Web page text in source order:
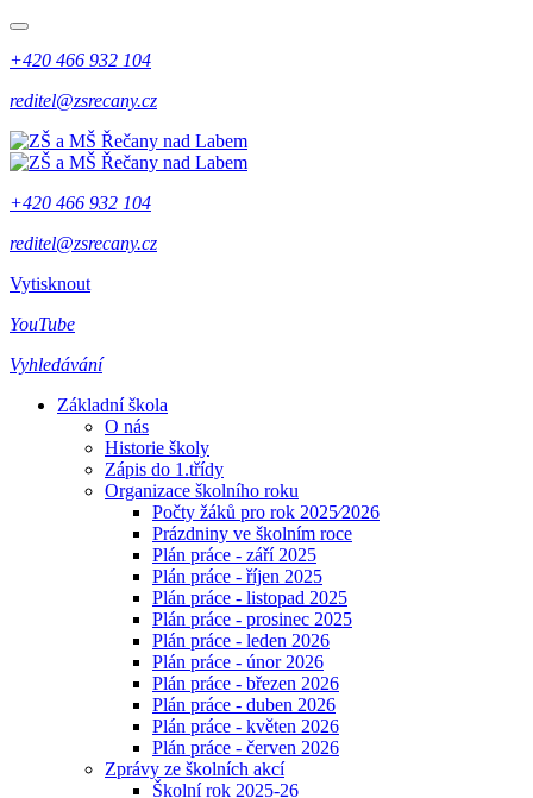
+420 466 932 104
reditel@zsrecany.cz
+420 466 932 104
reditel@zsrecany.cz
Vytisknout
YouTube
Vyhledávání
Základní škola
O nás
Historie školy
Zápis do 1.třídy
Organizace školního roku
Počty žáků pro rok 2025⁄2026
Prázdniny ve školním roce
Plán práce - září 2025
Plán práce - říjen 2025
Plán práce - listopad 2025
Plán práce - prosinec 2025
Plán práce - leden 2026
Plán práce - únor 2026
Plán práce - březen 2026
Plán práce - duben 2026
Plán práce - květen 2026
Plán práce - červen 2026
Zprávy ze školních akcí
Školní rok 2025-26